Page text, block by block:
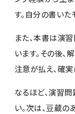
す。自分の書い
また、本書は演
います。その後
注意が払え、確
なるほど、演習
い。次は、豆蔵の